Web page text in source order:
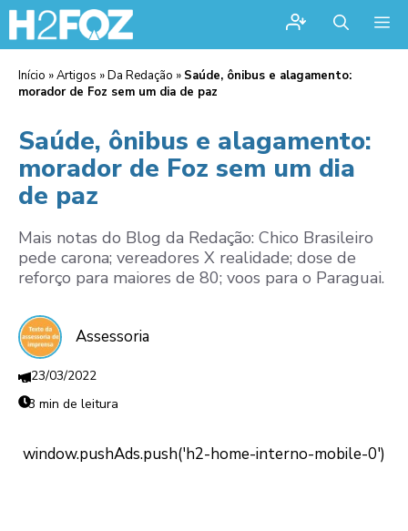
Início »Artigos »Da Redação » Saúde, ônibus e alagamento:
morador de Foz sem um dia de paz
Saúde, ônibus e alagamento:
morador de Foz sem um dia
de paz
Mais notas do Blog da Redação: Chico Brasileiro
pede carona; vereadores X realidade; dose de
reforço para maiores de 80; voos para o Paraguai.
Assessoria
23/03/2022
3 min de leitura